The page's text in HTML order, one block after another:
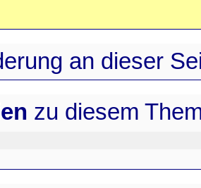
an dieser
zu diesem